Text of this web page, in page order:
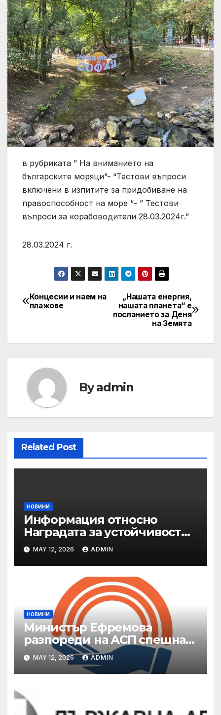
в рубриката ” На вниманието на
българските моряци”- “Тестови въпроси
включени в изпитите за придобиване на
правоспособност на море “- ” Тестови
въпроси за корабоводители 28.03.2024г.”
28.03.2024 г.
Post
„Нашата енергия,
нашата планета“ е
посланието за Деня
на Земята
Концесии и наем на
плажове
Byadmin
Related Post
НОВИНИ
Информация относно
Наградата за устойчивост
на ОАЕ „Зайед“
MAY 12, 2026 ADMIN
НОВИНИ
Министър Ефремова
разпореди на АСП спешна
готовност за оказване на
подкрепа на пострадали от
валежи и градушки
MAY 12, 2026 ADMIN